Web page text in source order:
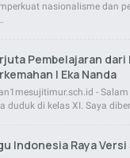
nasionalisme dan
Pembelajaran dari
| Eka Nanda
-
duduk di kelas XI. Saya
Indonesia Raya Versi